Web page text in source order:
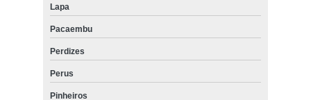
Lapa
Pacaembu
Perdizes
Perus
Pinheiros